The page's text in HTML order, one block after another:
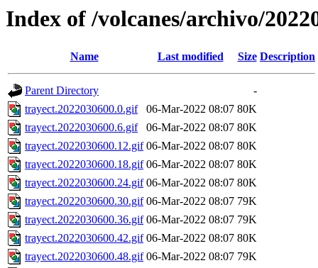
Index of /volcanes/archivo/
Name Last modified Size Description
Parent Directory
-
trayect.2022030600.0.gif
06-Mar-2022 08:07 80K
trayect.2022030600.6.gif
06-Mar-2022 08:07 80K
trayect.2022030600.12.gif 06-Mar-2022 08:07 80K
trayect.2022030600.18.gif 06-Mar-2022 08:07 80K
trayect.2022030600.24.gif 06-Mar-2022 08:07 80K
trayect.2022030600.30.gif 06-Mar-2022 08:07 79K
trayect.2022030600.36.gif 06-Mar-2022 08:07 79K
trayect.2022030600.42.gif 06-Mar-2022 08:07 80K
trayect.2022030600.48.gif 06-Mar-2022 08:07 79K